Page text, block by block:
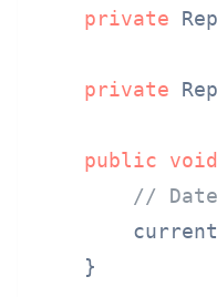
private
private
public void
//
    }